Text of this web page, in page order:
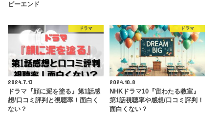
ピーエンド
ドラマ
2024.7.13
ドラマ『顔に泥を塗る』第1話感
想/口コミ評判と視聴率！面白く
ない？
ドラマ
2024.10.8
NHKドラマ10『宙わたる教室』
第1話視聴率や感想/口コミ評判！
面白くない？